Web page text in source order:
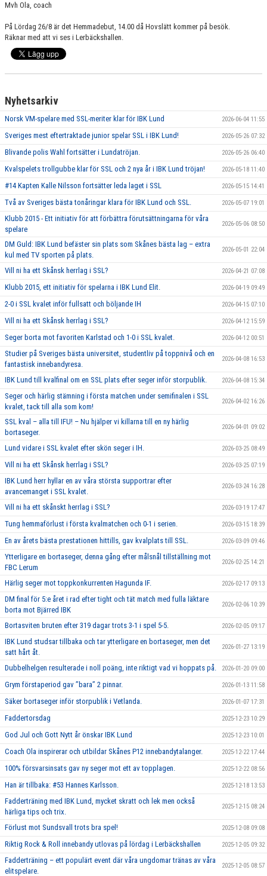
Mvh Ola, coach
På Lördag 26/8 är det Hemmadebut, 14.00 då Hovslätt kommer på besök.
Räknar med att vi ses i Lerbäckshallen.
Nyhetsarkiv
Norsk VM-spelare med SSL-meriter klar för IBK Lund 2026-06-04 11:55
Sveriges mest eftertraktade junior spelar SSL i IBK Lund! 2026-05-26 07:32
Blivande polis Wahl fortsätter i Lundatröjan. 2026-05-26 06:40
Kvalspelets trollgubbe klar för SSL och 2 nya år i IBK Lund tröjan! 2026-05-18 11:40
#14 Kapten Kalle Nilsson fortsätter leda laget i SSL 2026-05-15 14:41
Två av Sveriges bästa tonåringar klara för IBK Lund och SSL. 2026-05-07 19:01
Klubb 2015 - Ett initiativ för att förbättra förutsättningarna för våra
spelare
2026-05-06 08:50
DM Guld: IBK Lund befäster sin plats som Skånes bästa lag – extra
kul med TV sporten på plats.
2026-05-01 22:04
Vill ni ha ett Skånsk herrlag i SSL? 2026-04-21 07:08
Klubb 2015, ett initiativ för spelarna i IBK Lund Elit. 2026-04-19 09:49
2-0 i SSL kvalet inför fullsatt och böljande IH 2026-04-15 07:10
Vill ni ha ett Skånsk herrlag i SSL? 2026-04-12 15:59
Seger borta mot favoriten Karlstad och 1-0 i SSL kvalet. 2026-04-12 00:51
Studier på Sveriges bästa universitet, studentliv på toppnivå och en
fantastisk innebandyresa.
2026-04-08 16:53
IBK Lund till kvalfinal om en SSL plats efter seger inför storpublik. 2026-04-08 15:34
Seger och härlig stämning i första matchen under semifinalen i SSL
kvalet, tack till alla som kom!
2026-04-02 16:26
SSL kval – alla till IFU! – Nu hjälper vi killarna till en ny härlig
bortaseger.
2026-04-01 09:02
Lund vidare i SSL kvalet efter skön seger i IH. 2026-03-25 08:49
Vill ni ha ett Skånsk herrlag i SSL? 2026-03-25 07:19
IBK Lund herr hyllar en av våra största supportrar efter
avancemanget i SSL kvalet.
2026-03-24 16:28
Vill ni ha ett skånskt herrlag i SSL? 2026-03-19 17:47
Tung hemmaförlust i första kvalmatchen och 0-1 i serien. 2026-03-15 18:39
En av årets bästa prestationen hittills, gav kvalplats till SSL. 2026-03-09 09:46
Ytterligare en bortaseger, denna gång efter målsnål tillställning mot
FBC Lerum
2026-02-25 14:21
Härlig seger mot toppkonkurrenten Hagunda IF. 2026-02-17 09:13
DM final för 5:e året i rad efter tight och tät match med fulla läktare
borta mot Bjärred IBK
2026-02-06 10:39
Bortasviten bruten efter 319 dagar trots 3-1 i spel 5-5. 2026-02-05 09:17
IBK Lund studsar tillbaka och tar ytterligare en bortaseger, men det
satt hårt åt.
2026-01-27 13:19
Dubbelhelgen resulterade i noll poäng, inte riktigt vad vi hoppats på. 2026-01-20 09:00
Grym förstaperiod gav ’’bara’’ 2 pinnar. 2026-01-13 11:58
Säker bortaseger inför storpublik i Vetlanda. 2026-01-07 17:31
Faddertorsdag 2025-12-23 10:29
God Jul och Gott Nytt år önskar IBK Lund 2025-12-23 10:01
Coach Ola inspirerar och utbildar Skånes P12 innebandytalanger. 2025-12-22 17:44
100% försvarsinsats gav ny seger mot ett av topplagen. 2025-12-22 08:56
Han är tillbaka: #53 Hannes Karlsson. 2025-12-18 13:53
Fadderträning med IBK Lund, mycket skratt och lek men också
härliga tips och trix.
2025-12-15 08:24
Förlust mot Sundsvall trots bra spel! 2025-12-08 09:08
Riktig Rock & Roll innebandy utlovas på lördag i Lerbäckshallen 2025-12-05 09:32
Fadderträning – ett populärt event där våra ungdomar tränas av våra
elitspelare.
2025-12-05 08:57